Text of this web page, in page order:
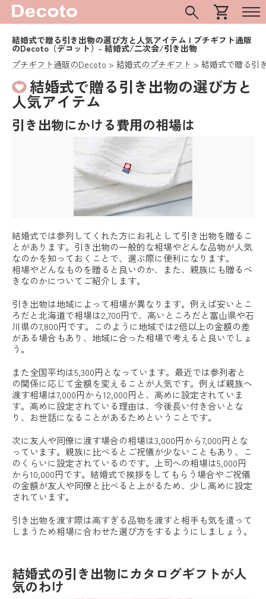
search shopping_cart
結婚式で贈る引き出物の選び方と人気アイテム | プチギフト通販
のDecoto（デコット）- 結婚式/二次会/引き出物
プチギフト通販のDecoto
結婚式のプチギフト 結婚式で贈る引
結婚式で贈る引き出物の選び方と
人気アイテム
引き出物にかける費用の相場は
結婚式では参列してくれた方にお礼として引き出物を贈るこ
とがあります。引き出物の一般的な相場やどんな品物が人気
なのかを知っておくことで、選ぶ際に便利になります。
相場やどんなものを贈ると良いのか、また、親族にも贈るべ
きなのかについてご紹介します。
引き出物は地域によって相場が異なります。例えば安いとこ
ろだと北海道で相場は2,700円で、高いところだと富山県や石
川県の7,800円です。このように地域では2倍以上の金額の差
がある場合もあり、地域に合った相場で考えると良いでしょ
う。
また全国平均は5,300円となっています。最近では参列者と
の関係に応じて金額を変えることが人気です。例えば親族へ
渡す相場は7,000円から12,000円と、高めに設定されていま
す。高めに設定されている理由は、今後長い付き合いとな
り、お世話になることがあるためということです。
次に友人や同僚に渡す場合の相場は3,000円から7,000円とな
っています。親族に比べるとご祝儀が少ないこともあり、こ
のくらいに設定されているのです。上司への相場は5,000円
から10,000円です。結婚式で挨拶をしてもらう場合やご祝儀
の金額が友人や同僚と比べると上がるため、少し高めに設定
されています。
引き出物を渡す際は高すぎる品物を渡すと相手も気を遣って
しまうため相場に合わせた選び方をするようにしましょう。
結婚式の引き出物にカタログギフトが人
気のわけ